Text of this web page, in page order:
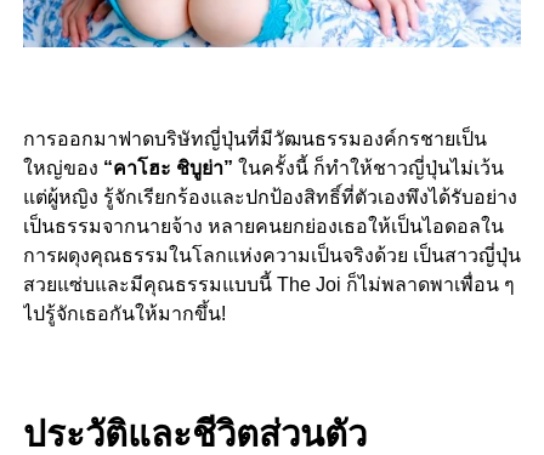
การออกมาฟาดบริษัทญี่ปุ่นที่มีวัฒนธรรมองค์กรชายเป็น
ใหญ่ของ “คาโฮะ ชิบูย่า” ในครั้งนี้ ก็ทำให้ชาวญี่ปุ่นไม่เว้น
แต่ผู้หญิง รู้จักเรียกร้องและปกป้องสิทธิ์ที่ตัวเองพึงได้รับอย่าง
เป็นธรรมจากนายจ้าง หลายคนยกย่องเธอให้เป็นไอดอลใน
การผดุงคุณธรรมในโลกแห่งความเป็นจริงด้วย เป็นสาวญี่ปุ่น
สวยแซ่บและมีคุณธรรมแบบนี้ The Joi ก็ไม่พลาดพาเพื่อน ๆ
ไปรู้จักเธอกันให้มากขึ้น!
ประวัติและชีวิตส่วนตัว